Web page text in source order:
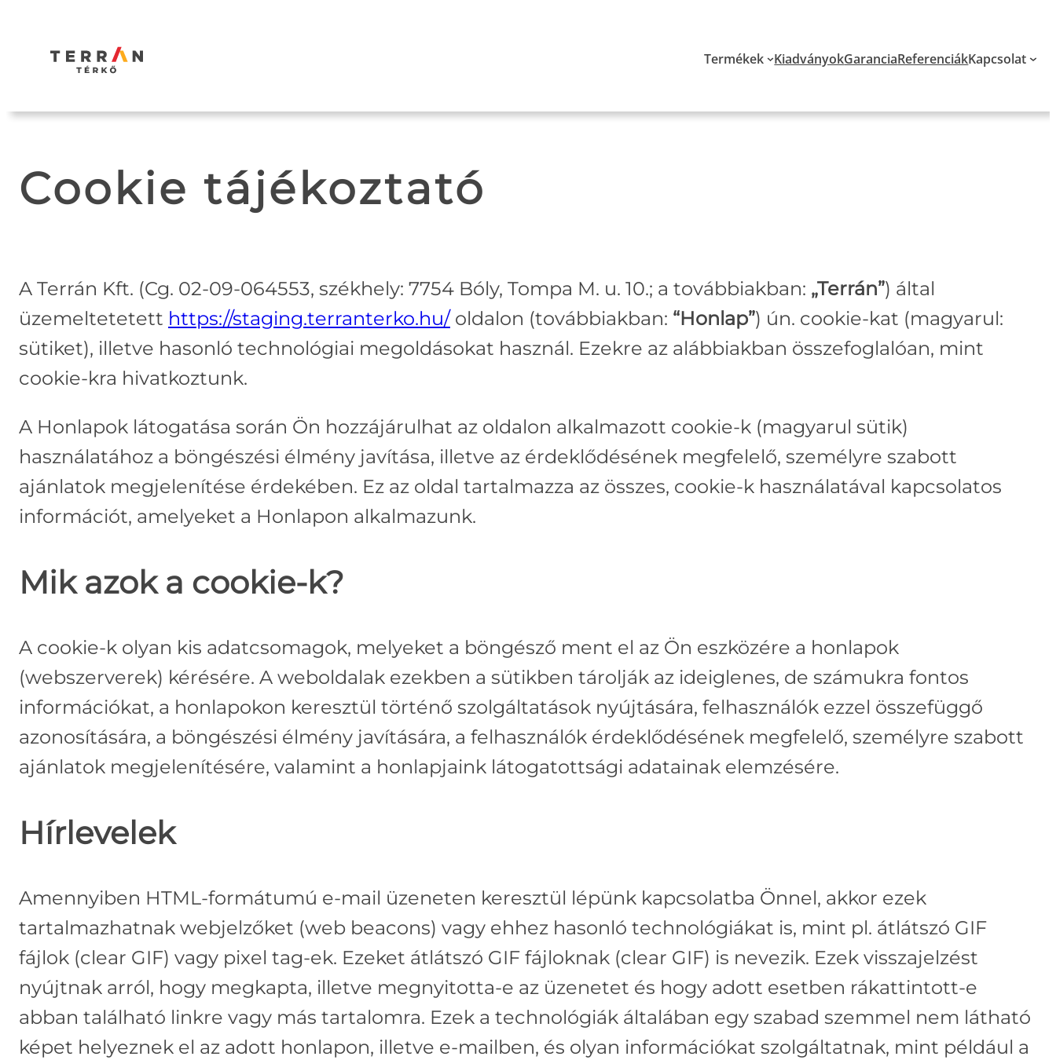
tartalomhoz
Termékek KiadványokGaranciaReferenciákKapcsolat
Cookie tájékoztató
A Terrán Kft. (Cg. 02-09-064553, székhely: 7754 Bóly, Tompa M. u. 10.; a továbbiakban: „Terrán”) által
üzemeltetetett https://staging.terranterko.hu/oldalon (továbbiakban: “Honlap”) ún. cookie-kat (magyarul:
sütiket), illetve hasonló technológiai megoldásokat használ. Ezekre az alábbiakban összefoglalóan, mint
cookie-kra hivatkoztunk.
A Honlapok látogatása során Ön hozzájárulhat az oldalon alkalmazott cookie-k (magyarul sütik)
használatához a böngészési élmény javítása, illetve az érdeklődésének megfelelő, személyre szabott
ajánlatok megjelenítése érdekében. Ez az oldal tartalmazza az összes, cookie-k használatával kapcsolatos
információt, amelyeket a Honlapon alkalmazunk.
Mik azok a cookie-k?
A cookie-k olyan kis adatcsomagok, melyeket a böngésző ment el az Ön eszközére a honlapok
(webszerverek) kérésére. A weboldalak ezekben a sütikben tárolják az ideiglenes, de számukra fontos
információkat, a honlapokon keresztül történő szolgáltatások nyújtására, felhasználók ezzel összefüggő
azonosítására, a böngészési élmény javítására, a felhasználók érdeklődésének megfelelő, személyre szabott
ajánlatok megjelenítésére, valamint a honlapjaink látogatottsági adatainak elemzésére.
Hírlevelek
Amennyiben HTML-formátumú e-mail üzeneten keresztül lépünk kapcsolatba Önnel, akkor ezek
tartalmazhatnak webjelzőket (web beacons) vagy ehhez hasonló technológiákat is, mint pl. átlátszó GIF
fájlok (clear GIF) vagy pixel tag-ek. Ezeket átlátszó GIF fájloknak (clear GIF) is nevezik. Ezek visszajelzést
nyújtnak arról, hogy megkapta, illetve megnyitotta-e az üzenetet és hogy adott esetben rákattintott-e
abban található linkre vagy más tartalomra. Ezek a technológiák általában egy szabad szemmel nem látható
képet helyeznek el az adott honlapon, illetve e-mailben, és olyan információkat szolgáltatnak, mint például a